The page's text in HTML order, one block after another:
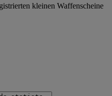
kleinen Waffenscheine